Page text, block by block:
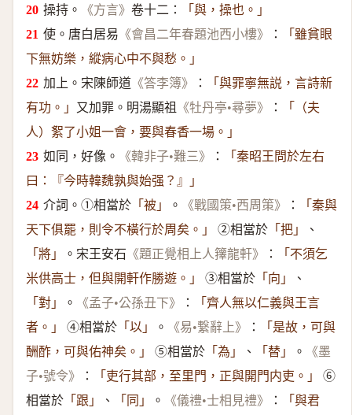
操持。 《方言》 卷十二： 「與，操也。」
使。唐白居易 《會昌二年春題池西小樓》 ：
「雖貧眼
下無妨樂，縱病心中不與愁。」
加上。宋陳師道《答李簿》 ：
「與罪寧無説，言詩新
有功。」 又加罪。明湯顯祖 《牡丹亭•尋夢》 ：
「（夫
人）絮了小姐一會，要與春香一場。」
如同，好像。 《韓非子•難三》 ：
「秦昭王問於左右
曰：『今時韓魏孰與始强？』」
介詞。①相當於「被」 。 《戰國策•西周策》 ：
「秦與
天下俱罷，則令不橫行於周矣。」
②相當於 「把」 、
「將」 。宋王安石 《題正覺相上人籜龍軒》 ：
「不須乞
米供高士，但與開軒作勝遊。」
③相當於 「向」 、
「對」 。 《孟子•公孫丑下》 ：
「齊人無以仁義與王言
者。」
④相當於 「以」 。 《易•繋辭上》 ：
「是故，可與
酬酢，可與佑神矣。」
⑤相當於 「為」 、 「替」 。
《墨
子•號令》
： 「吏行其部，至里門，正與開門内吏。」
⑥
相當於 「跟」 、 「同」 。 《儀禮•士相見禮》 ：
「與君